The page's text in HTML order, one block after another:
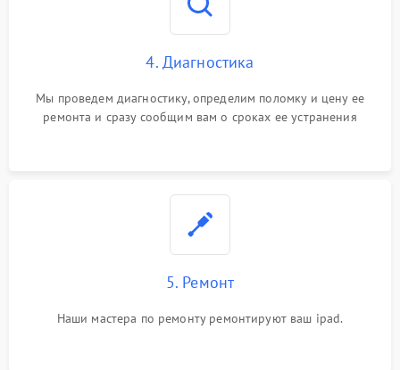
4. Диагностика
Мы проведем диагностику, определим поломку и цену ее
ремонта и сразу сообщим вам о сроках ее устранения
5. Ремонт
Наши мастера по ремонту ремонтируют ваш ipad.